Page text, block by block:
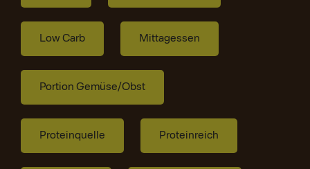
Low Carb Mittagessen
Portion Gemüse/Obst
Proteinquelle Proteinreich